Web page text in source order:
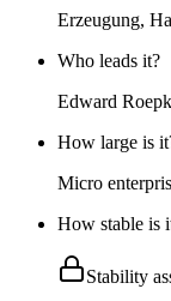
Erzeugung,
Who leads it?
Edward
How large is
Micro
How stable is
Stability